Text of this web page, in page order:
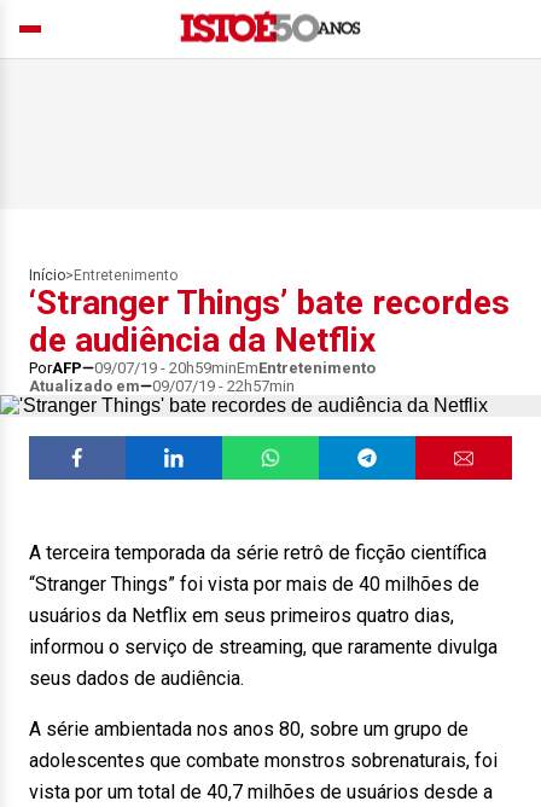
Início> Entretenimento
‘Stranger Things’ bate recordes
de audiência da Netflix
PorAFP 09/07/19 - 20h59minEmEntretenimento
Atualizado em
09/07/19 - 22h57min
A terceira temporada da série retrô de ficção científica
“Stranger Things” foi vista por mais de 40 milhões de
usuários da Netflix em seus primeiros quatro dias,
informou o serviço de streaming, que raramente divulga
seus dados de audiência.
A série ambientada nos anos 80, sobre um grupo de
adolescentes que combate monstros sobrenaturais, foi
vista por um total de 40,7 milhões de usuários desde a